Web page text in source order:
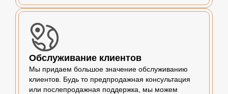
Обслуживание клиентов
Мы придаем большое значение обслуживанию
клиентов. Будь то предпродажная консультация
или послепродажная поддержка, мы можем